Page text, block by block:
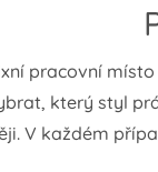
pracovní
který styl
V každém